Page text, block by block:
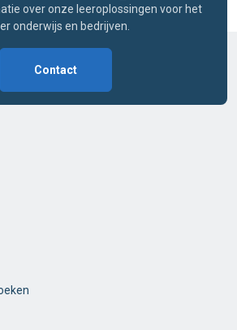
over onze leeroplossingen voor het
onderwijs en bedrijven.
Contact